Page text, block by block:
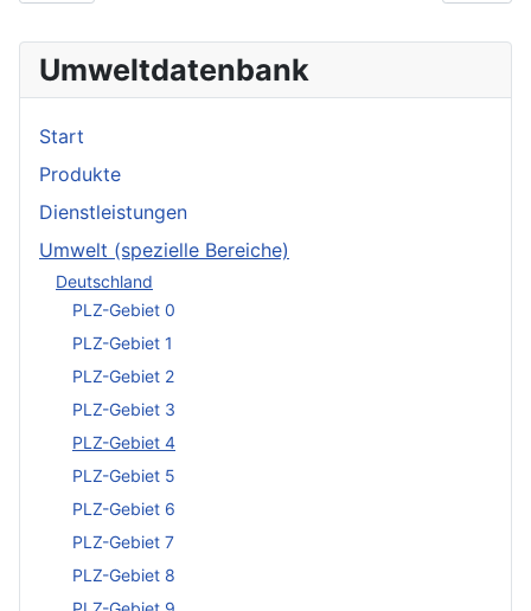
Umweltdatenbank
Start
Produkte
Dienstleistungen
Umwelt (spezielle Bereiche)
Deutschland
PLZ-Gebiet 0
PLZ-Gebiet 1
PLZ-Gebiet 2
PLZ-Gebiet 3
PLZ-Gebiet 4
PLZ-Gebiet 5
PLZ-Gebiet 6
PLZ-Gebiet 7
PLZ-Gebiet 8